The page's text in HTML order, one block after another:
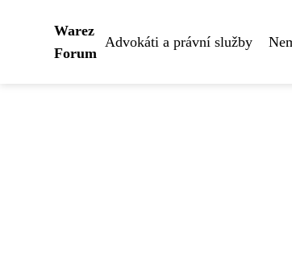
Warez
Forum
Advokáti a právní služby